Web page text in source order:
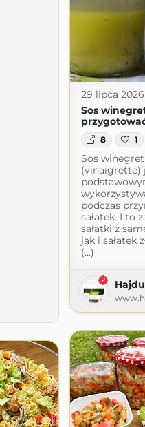
29 lipca 2026
Sos
8 1
Sos winegret
(vinaigrette)
podczas
sałatek. I to
sałatki z
jak i sałatek
(...)